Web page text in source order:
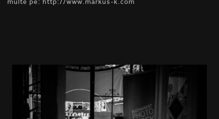
multe pe: http://www.markus-k.com